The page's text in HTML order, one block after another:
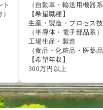
ト
（自動車・輸送用機器系
【希望職種】
生産・製造・プロセス
（半導体・電子部品系）
工場生産・製造
（食品・化粧品・医薬品
【希望年収】
300万円以上